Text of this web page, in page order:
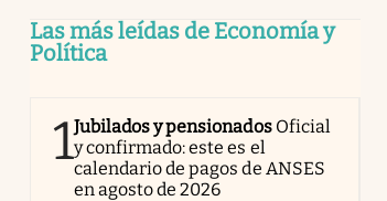
Las más leídas de Economía y
Política
1Jubilados y pensionados Oficial
y confirmado: este es el
calendario de pagos de ANSES
en agosto de 2026